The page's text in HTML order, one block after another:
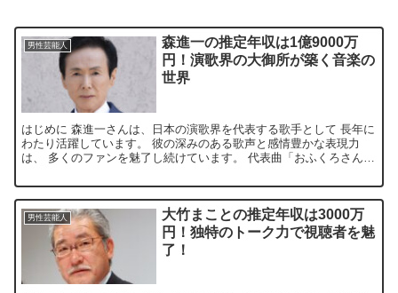
男性芸能人
森進一の推定年収は1億9000万
円！演歌界の大御所が築く音楽の
世界
はじめに 森進一さんは、日本の演歌界を代表する歌手として 長年に
わたり活躍しています。 彼の深みのある歌声と感情豊かな表現力
は、 多くのファンを魅了し続けています。 代表曲「おふくろさん」
男性芸能人
大竹まことの推定年収は3000万
円！独特のトーク力で視聴者を魅
了！